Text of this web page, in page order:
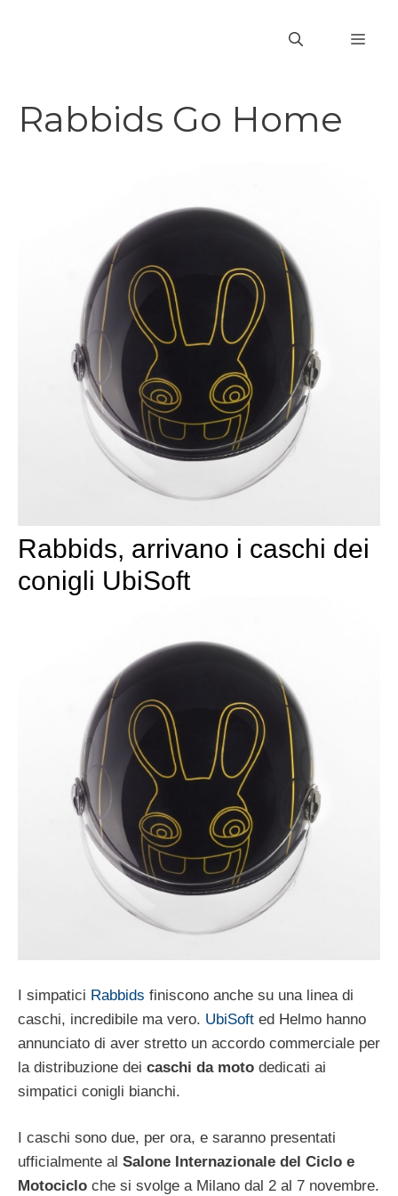
Rabbids Go Home
Rabbids, arrivano i caschi dei
conigli UbiSoft
I simpatici Rabbids finiscono anche su una linea di
caschi, incredibile ma vero. UbiSoft ed Helmo hanno
annunciato di aver stretto un accordo commerciale per
la distribuzione dei caschi da moto dedicati ai
simpatici conigli bianchi.
I caschi sono due, per ora, e saranno presentati
ufficialmente al Salone Internazionale del Ciclo e
Motociclo che si svolge a Milano dal 2 al 7 novembre.